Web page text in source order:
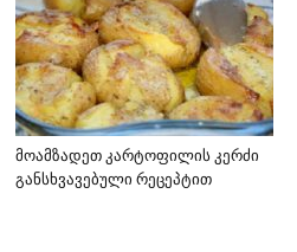
მოამზადეთ კარტოფილის კერძი
განსხვავებული რეცეპტით